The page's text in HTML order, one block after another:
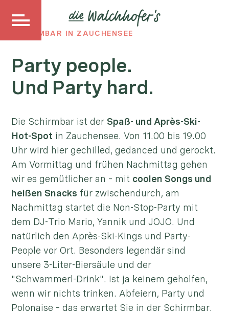
SCHIRMBAR IN ZAUCHENSEE
Party people.
Und Party hard.
Die Schirmbar ist der Spaß- und Après-Ski-
Hot-Spot in Zauchensee. Von 11.00 bis 19.00
Uhr wird hier gechilled, gedanced und gerockt.
Am Vormittag und frühen Nachmittag gehen
wir es gemütlicher an – mit coolen Songs und
heißen Snacks für zwischendurch, am
Nachmittag startet die Non-Stop-Party mit
dem DJ-Trio Mario, Yannik und JOJO. Und
natürlich den Après-Ski-Kings und Party-
People vor Ort. Besonders legendär sind
unsere 3-Liter-Biersäule und der
"Schwammerl-Drink". Ist ja keinem geholfen,
wenn wir nichts trinken. Abfeiern, Party und
Polonaise – das erwartet Sie in der Schirmbar.